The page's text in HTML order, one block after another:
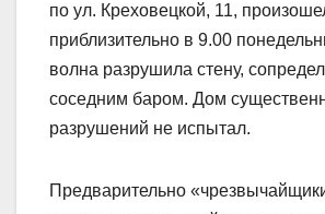
по ул. Креховецкой, 11,
приблизительно в 9.00
волна разрушила стену,
соседним баром. Дом
разрушений не испытал.
Предварительно